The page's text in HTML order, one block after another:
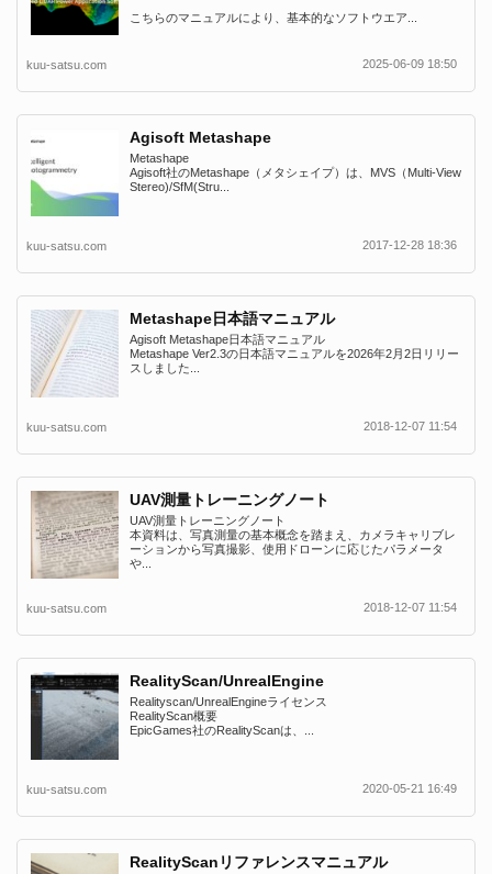
こちらのマニュアルにより、基本的なソフトウエア...
kuu-satsu.com 2025-06-09 18:50
Agisoft Metashape
Metashape
Agisoft社のMetashape（メタシェイプ）は、MVS（Multi-View
Stereo)/SfM(Stru...
kuu-satsu.com 2017-12-28 18:36
Metashape日本語マニュアル
Agisoft Metashape日本語マニュアル
Metashape Ver2.3の日本語マニュアルを2026年2月2日リリー
スしました...
kuu-satsu.com 2018-12-07 11:54
UAV測量トレーニングノート
UAV測量トレーニングノート
本資料は、写真測量の基本概念を踏まえ、カメラキャリブレ
ーションから写真撮影、使用ドローンに応じたパラメータ
や...
kuu-satsu.com 2018-12-07 11:54
RealityScan/UnrealEngine
Realityscan/UnrealEngineライセンス
RealityScan概要
EpicGames社のRealityScanは、...
kuu-satsu.com 2020-05-21 16:49
RealityScanリファレンスマニュアル